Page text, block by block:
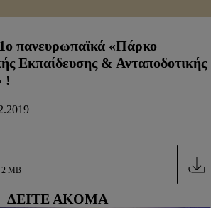
πανευρωπαϊκά «Πάρκο
Εκπαίδευσης & Ανταποδοτικής
!
2 MB
ΔΕΊΤΕ ΑΚΌΜΑ